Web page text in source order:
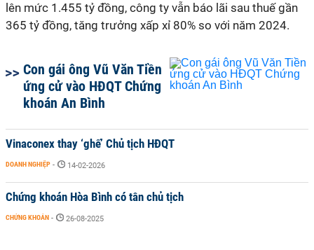
lên mức 1.455 tỷ đồng, công ty vẫn báo lãi sau thuế gần
365 tỷ đồng, tăng trưởng xấp xỉ 80% so với năm 2024.
Con gái ông Vũ Văn Tiền
ứng cử vào HĐQT Chứng
khoán An Bình
Vinaconex thay ‘ghế’ Chủ tịch HĐQT
DOANH NGHIỆP - 14-02-2026
Chứng khoán Hòa Bình có tân chủ tịch
CHỨNG KHOÁN - 26-08-2025